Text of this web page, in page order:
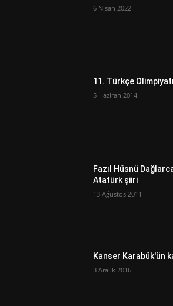
6 Nisan 2022
11. Türkçe
5 Haziran 2014
Fazıl Hüsnü
Atatürk şiiri
13 Ağustos 2011
Kanser Karabük'ün
3 Aralık 2016